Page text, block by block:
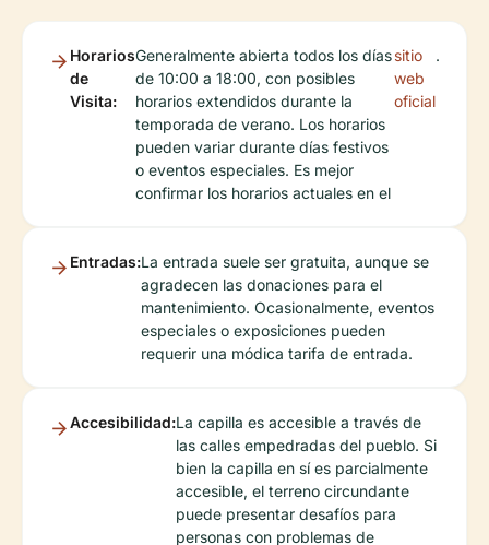
Horarios
de
Visita:
Generalmente abierta todos los días
de 10:00 a 18:00, con posibles
horarios extendidos durante la
temporada de verano. Los horarios
pueden variar durante días festivos
o eventos especiales. Es mejor
confirmar los horarios actuales en el
sitio
web
oficial
.
Entradas:La entrada suele ser gratuita, aunque se
agradecen las donaciones para el
mantenimiento. Ocasionalmente, eventos
especiales o exposiciones pueden
requerir una módica tarifa de entrada.
Accesibilidad:La capilla es accesible a través de
las calles empedradas del pueblo. Si
bien la capilla en sí es parcialmente
accesible, el terreno circundante
puede presentar desafíos para
personas con problemas de